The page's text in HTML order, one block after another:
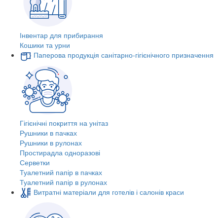
Інвентар для прибирання
Кошики та урни
Паперова продукція санітарно-гігієнічного призначення
Гігієнічні покриття на унітаз
Рушники в пачках
Рушники в рулонах
Простирадла одноразові
Серветки
Туалетний папір в пачках
Туалетний папір в рулонах
Витратні матеріали для готелів і салонів краси